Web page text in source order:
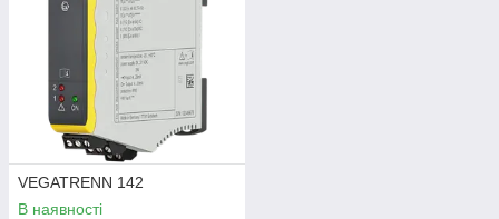
VEGATRENN 142
В наявності